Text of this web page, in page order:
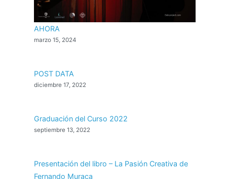
AHORA
marzo 15, 2024
POST DATA
diciembre 17, 2022
Graduación del Curso 2022
septiembre 13, 2022
Presentación del libro – La Pasión Creativa de
Fernando Muraca